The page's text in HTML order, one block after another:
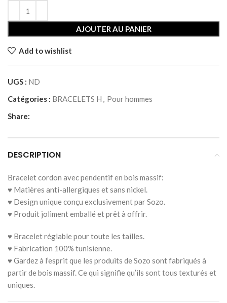
AJOUTER AU PANIER
Add to wishlist
UGS : ND
Catégories : BRACELETS H , Pour hommes
Share:
DESCRIPTION
Bracelet cordon avec pendentif en bois massif:
♥ Matières anti-allergiques et sans nickel.
♥ Design unique conçu exclusivement par Sozo.
♥ Produit joliment emballé et prêt à offrir.
♥ Bracelet réglable pour toute les tailles.
♥ Fabrication 100% tunisienne.
♥ Gardez à l’esprit que les produits de Sozo sont fabriqués à
partir de bois massif. Ce qui signifie qu’ils sont tous texturés et
uniques.